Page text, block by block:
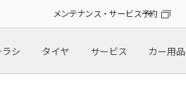
メンテナンス・サービス予約
シ タイヤ サービス カー用品